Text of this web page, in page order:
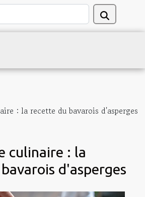
: la recette du bavarois d'asperges
culinaire : la
d'asperges